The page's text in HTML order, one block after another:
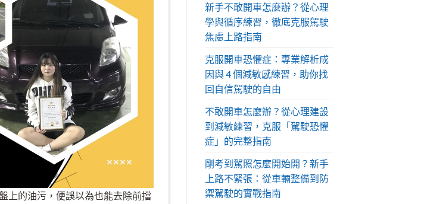
上的油污，便誤以為也能去除前擋
新手不敢開車怎麼辦？從心理
學與循序練習，徹底克服駕駛
焦慮上路指南
克服開車恐懼症：專業解析成
因與 4 個減敏感練習，助你找
回自信駕駛的自由
不敢開車怎麼辦？從心理建設
到減敏練習，克服「駕駛恐懼
症」的完整指南
剛考到駕照怎麼開始開？新手
上路不緊張：從車輛整備到防
禦駕駛的實戰指南